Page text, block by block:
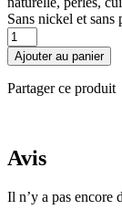
Sans nickel et sans
quantité
de
Sautoir
Blandine
Ajouter au panier
Partager ce produit
Avis
Il n’y a pas encore